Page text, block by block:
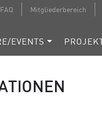
FAQ Mitgliederbereich
EVENTS